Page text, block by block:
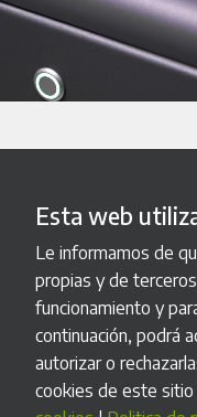
Esta web
Le informamos de
propias y de
funcionamiento y
continuación, podrá
autorizar o
cookies de este sitio